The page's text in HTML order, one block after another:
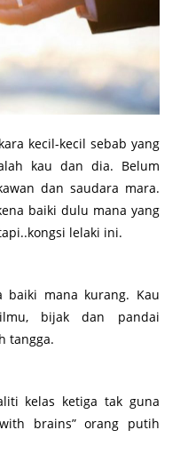
kecil-kecil sebab yang
kau dan dia. Belum
dan saudara mara.
baiki dulu mana yang
lelaki ini.
mana kurang. Kau
bijak dan pandai
tangga.
kelas ketiga tak guna
brains” orang putih